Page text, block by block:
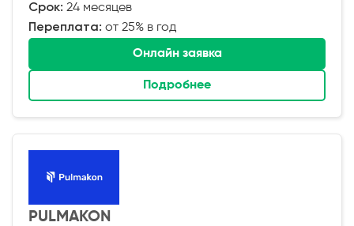
Срок: 24 месяцев
Переплата: от 25% в год
Онлайн заявка
Подробнее
PULMAKON